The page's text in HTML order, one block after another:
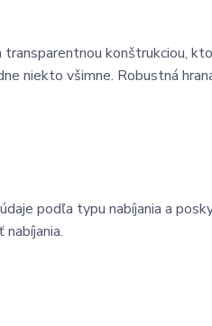
konštrukciou,
niekto všimne. Robustná
podľa typu nabíjania a